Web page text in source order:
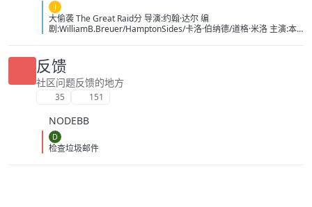
J
大偷袭 The Great Raid分 导演:约翰·达尔 编
剧:WilliamB.Breuer/HamptonSides/卡洛·伯纳德/道格·米洛 主演:本
曼辛托斯/杰里米·卡拉汉/ScottMcLean/保罗·蒙塔尔班/克莱恩·克劳福
德/萨姆·沃辛顿/RoystonInnes/卢克·佩格勒/代尔·戴/杰罗姆·埃勒斯/布
雷特·塔克/KristianSchmid/瓦维克·杨/TimCampbell/马特·多兰/约瑟夫
·费因斯/马尔顿·索克斯/罗根·马歇尔-格林/尼古拉斯·贝尔/肯尼·道提/克
里斯托弗·詹姆斯·贝克/康妮·尼尔森/娜塔莉·杰克逊·门多萨/原丽淇/奥
泉原丰/保罗·纳高奇/DavidChamberlain/宇佐美慎吾/塞萨尔·蒙塔
诺/RichardJoson/KennethMoraleda/卓丹·李/里昂·福德/马修·纽
顿/JacksonRaine/道格拉斯·麦克阿瑟/富兰克林·德拉诺·罗斯福/艾德琳·
冈野/HidekiTojo 类型:剧情/动作/战争 制片国家/地区:美国/澳大利亚
反馈
社区问题反馈的地方
35 151
NODEBB
D
检查垃圾邮件